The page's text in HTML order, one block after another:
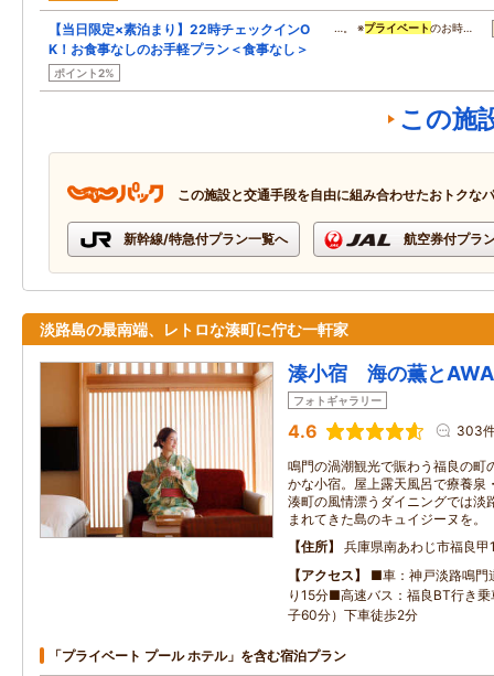
【当日限定×素泊まり】22時チェックインO
K！お食事なしのお手軽プラン＜食事なし＞
ポイント2%
…。 ※プライベートのお時…
この施
この施設と交通手段を自由に組み合わせたおトクな
新幹線/特急付プラン一覧へ 航空券付プラ
淡路島の最南端、レトロな湊町に佇む一軒家
湊小宿 海の薫と
フォトギャラリー
4.6 303
鳴門の渦潮観光で賑わう福良の町
かな小宿。屋上露天風呂で療養泉
湊町の風情漂うダイニングでは淡
まれてきた島のキュイジーヌを。
住所
兵庫県南あわじ市福良
アクセス
■車：神戸淡路鳴門
り15分■高速バス：福良BT行き
子60分）下車徒歩2分
「プライベート プール ホテル」を含む宿泊プラン